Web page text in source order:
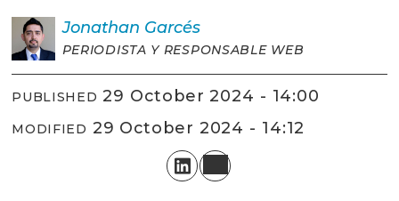
Jonathan Garcés
PERIODISTA Y RESPONSABLE WEB
PUBLISHED 29 October 2024 - 14:00
MODIFIED 29 October 2024 - 14:12